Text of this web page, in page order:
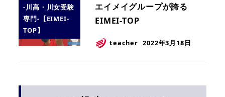
-川高・川女受験
専門-【EIMEI-
TOP】
エイメイグループが誇る
EIMEI-TOP
teacher 2022年3月18日